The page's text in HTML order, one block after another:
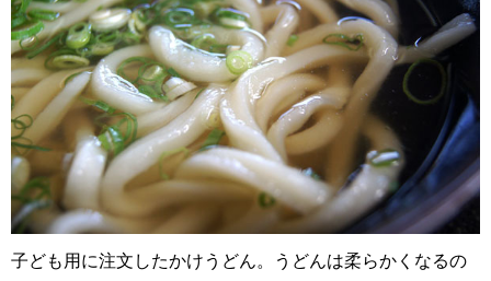
子ども用に注文したかけうどん。うどんは柔らかくなるの